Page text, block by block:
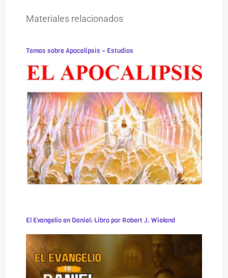
Materiales relacionados
Temas sobre Apocalipsis – Estudios
El Evangelio en Daniel: Libro por Robert J. Wieland